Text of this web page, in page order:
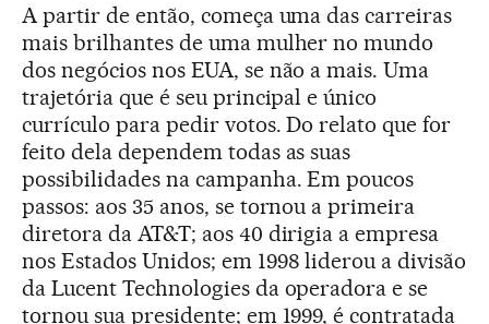
A partir de então, começa uma das carreiras
mais brilhantes de uma mulher no mundo
dos negócios nos EUA, se não a mais. Uma
trajetória que é seu principal e único
currículo para pedir votos. Do relato que for
feito dela dependem todas as suas
possibilidades na campanha. Em poucos
passos: aos 35 anos, se tornou a primeira
diretora da AT&T; aos 40 dirigia a empresa
nos Estados Unidos; em 1998 liderou a divisão
da Lucent Technologies da operadora e se
tornou sua presidente; em 1999, é contratada